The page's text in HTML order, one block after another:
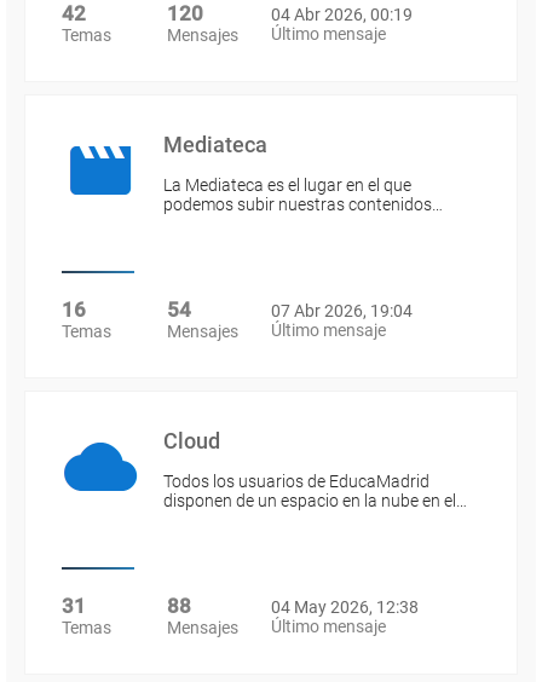
42
Temas
120
Mensajes
04 Abr 2026, 00:19
Último mensaje
Mediateca
La Mediateca es el lugar en el que
podemos subir nuestras contenidos…
16
Temas
54
Mensajes
07 Abr 2026, 19:04
Último mensaje
Cloud
Todos los usuarios de EducaMadrid
disponen de un espacio en la nube en el…
31
Temas
88
Mensajes
04 May 2026, 12:38
Último mensaje